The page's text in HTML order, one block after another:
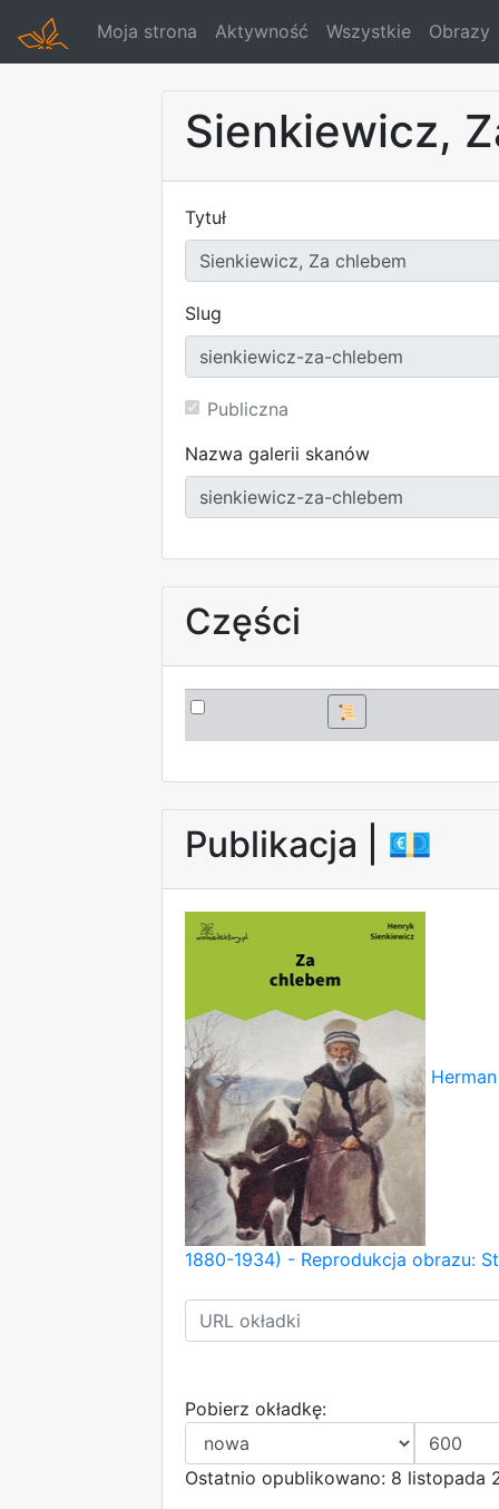
Moja strona Aktywność Wszystkie Obrazy
Sienkiewicz,
Tytuł
Slug
Publiczna
Nazwa galerii skanów
Części
📜
Publikacja | 💶
1880-1934) - Reprodukcja obrazu:
Pobierz okładkę:
Ostatnio opublikowano: 8 listopada